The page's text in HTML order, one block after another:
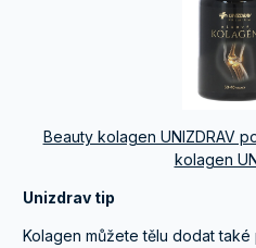
Beauty kolagen UNIZDRAV
kolagen
Unizdrav tip
Kolagen můžete tělu dodat také